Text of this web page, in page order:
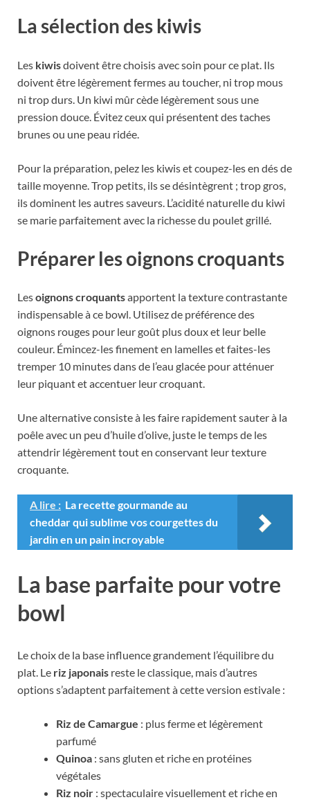
La sélection des kiwis
Les kiwisdoivent être choisis avec soin pour ce plat. Ils
doivent être légèrement fermes au toucher, ni trop mous
ni trop durs. Un kiwi mûr cède légèrement sous une
pression douce. Évitez ceux qui présentent des taches
brunes ou une peau ridée.
Pour la préparation, pelez les kiwis et coupez-les en dés de
taille moyenne. Trop petits, ils se désintègrent ; trop gros,
ils dominent les autres saveurs. L’acidité naturelle du kiwi
se marie parfaitement avec la richesse du poulet grillé.
Préparer les oignons croquants
Lesoignons croquantsapportent la texture contrastante
indispensable à ce bowl. Utilisez de préférence des
oignons rouges pour leur goût plus doux et leur belle
couleur. Émincez-les finement en lamelles et faites-les
tremper 10 minutes dans de l’eau glacée pour atténuer
leur piquant et accentuer leur croquant.
Une alternative consiste à les faire rapidement sauter à la
poêle avec un peu d’huile d’olive, juste le temps de les
attendrir légèrement tout en conservant leur texture
croquante.
A lire : La recette gourmande au
cheddar qui sublime vos courgettes du
jardin en un pain incroyable
La base parfaite pour votre
bowl
Le choix de la base influence grandement l’équilibre du
plat. Le riz japonais reste le classique, mais d’autres
options s’adaptent parfaitement à cette version estivale :
Riz de Camargue : plus ferme et légèrement
parfumé
Quinoa : sans gluten et riche en protéines
végétales
Riz noir : spectaculaire visuellement et riche en